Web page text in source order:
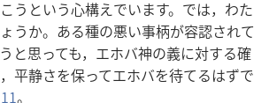
うという心構えでいます。では，わた
うか。ある種の悪い事柄が容認されて
と思っても，エホバ神の義に対する確
平静さを保ってエホバを待てるはずで
11。